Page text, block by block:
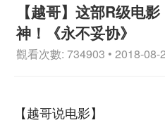
【越哥】这部R级电
神！《永不妥协》
觀看次數: 734903 • 2018-08-
【越哥说电影】